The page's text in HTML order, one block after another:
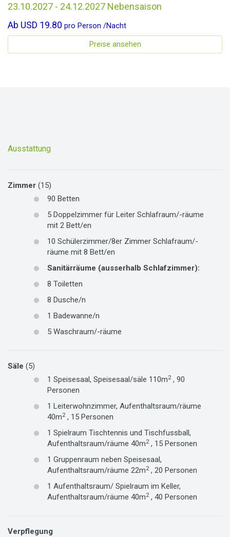
23.10.2027 - 24.12.2027 Nebensaison
Ab USD 19.80 pro Person /Nacht
Preise ansehen
Ausstattung
Zimmer (15)
90 Betten
5 Doppelzimmer für Leiter Schlafraum/-räume
mit 2 Bett/en
10 Schülerzimmer/8er Zimmer Schlafraum/-
räume mit 8 Bett/en
Sanitärräume (ausserhalb Schlafzimmer):
8 Toiletten
8 Dusche/n
1 Badewanne/n
5 Waschraum/-räume
Säle (5)
1 Speisesaal, Speisesaal/säle 110m2 , 90
Personen
1 Leiterwohnzimmer, Aufenthaltsraum/räume
40m2 , 15 Personen
1 Spielraum Tischtennis und Tischfussball,
Aufenthaltsraum/räume 40m2 , 15 Personen
1 Gruppenraum neben Speisesaal,
Aufenthaltsraum/räume 22m2 , 20 Personen
1 Aufenthaltsraum/ Spielraum im Keller,
Aufenthaltsraum/räume 40m2 , 40 Personen
Verpflegung